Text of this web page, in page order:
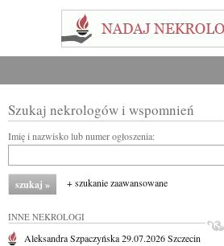
Szukaj nekrologów i wspomnień
Imię i nazwisko lub numer ogłoszenia:
+ szukanie zaawansowane
INNE NEKROLOGI
Aleksandra Szpaczyńska29.07.2026Szczecin